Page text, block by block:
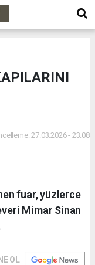
27.03.2026 - 23:08
fuar, yüzlerce
Mimar Sinan
OL